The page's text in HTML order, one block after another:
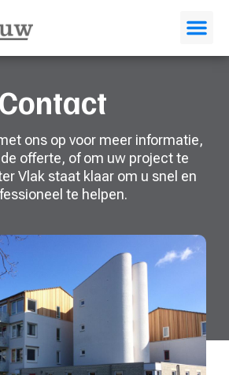
Contact
ons op voor meer informatie,
offerte, of om uw project te
Vlak staat klaar om u snel en
te helpen.